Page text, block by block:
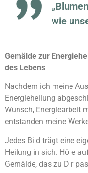
wie
Gemälde zur
des Lebens
Nachdem ich meine
Energieheilung
Wunsch, Energiearbeit
entstanden meine
Jedes Bild trägt eine
Heilung in sich. Höre
Gemälde, das zu Dir